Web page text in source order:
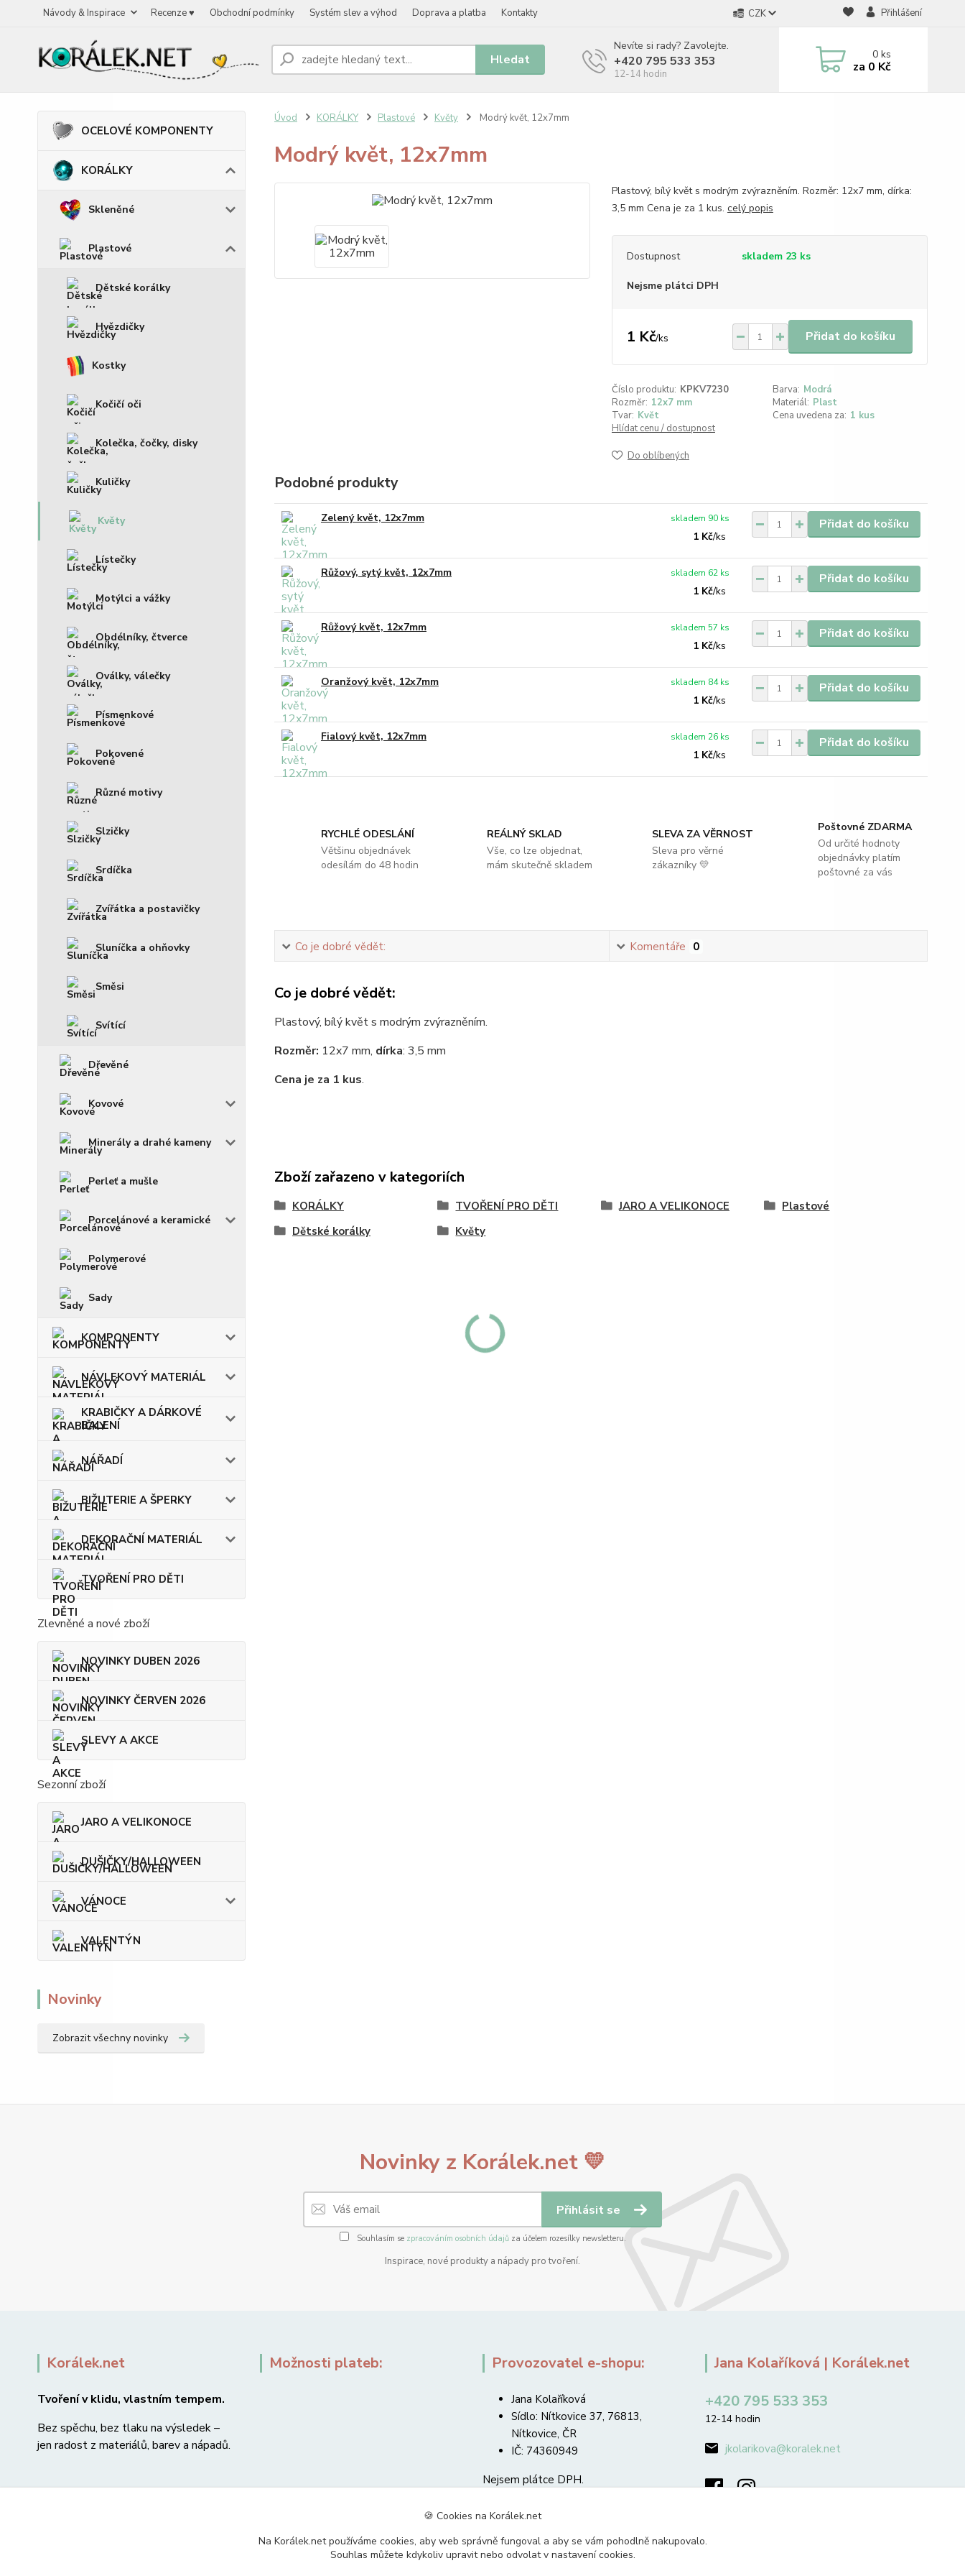
Návody & Inspirace Recenze ♥ Obchodní podmínky Systém slev a výhod Doprava a platba Kontakty CZK Přihlášení
Hledat
Nevíte si rady? Zavolejte.
+420 795 533 353
12-14 hodin
0ks
za 0 Kč
OCELOVÉ KOMPONENTY
KORÁLKY
Skleněné
Plastové
Dětské korálky
Hvězdičky
Kostky
Kočičí oči
Kolečka, čočky, disky
Kuličky
Květy
Lístečky
Motýlci a vážky
Obdélníky, čtverce
Oválky, válečky
Písmenkové
Pokovené
Různé motivy
Slzičky
Srdíčka
Zvířátka a postavičky
Sluníčka a ohňovky
Směsi
Svítící
Dřevěné
Kovové
Minerály a drahé kameny
Perleť a mušle
Porcelánové a keramické
Polymerové
Sady
KOMPONENTY
NÁVLEKOVÝ MATERIÁL
KRABIČKY A DÁRKOVÉ
BALENÍ
NÁŘADÍ
BIŽUTERIE A ŠPERKY
DEKORAČNÍ MATERIÁL
TVOŘENÍ PRO DĚTI
Zlevněné a nové zboží
NOVINKY DUBEN 2026
NOVINKY ČERVEN 2026
SLEVY A AKCE
Sezonní zboží
JARO A VELIKONOCE
DUŠIČKY/HALLOWEEN
VÁNOCE
VALENTÝN
Novinky
Zobrazit všechny novinky
Úvod KORÁLKY Plastové Květy Modrý květ, 12x7mm
Modrý květ, 12x7mm
Plastový, bílý květ s modrým zvýrazněním. Rozměr: 12x7 mm, dírka:
3,5 mm Cena je za 1 kus. celý popis
Dostupnost skladem 23 ks
Nejsme plátci DPH
1 Kč/ks Přidat do košíku
Číslo produktu: KPKV7230 Barva: Modrá
Rozměr: 12x7 mm Materiál: Plast
Tvar: Květ Cena uvedena za: 1 kus
Hlídat cenu / dostupnost
Do oblíbených
Podobné produkty
Zelený květ, 12x7mm
1 Kč/ks
skladem 90 ks Přidat do košíku
Růžový, sytý květ, 12x7mm
1 Kč/ks
skladem 62 ks Přidat do košíku
Růžový květ, 12x7mm
1 Kč/ks
skladem 57 ks Přidat do košíku
Oranžový květ, 12x7mm
1 Kč/ks
skladem 84 ks Přidat do košíku
Fialový květ, 12x7mm
1 Kč/ks
skladem 26 ks Přidat do košíku
RYCHLÉ ODESLÁNÍ
Většinu objednávek
odesílám do 48 hodin
REÁLNÝ SKLAD
Vše, co lze objednat,
mám skutečně skladem
SLEVA ZA VĚRNOST
Sleva pro věrné
zákazníky 💛
Poštovné ZDARMA
Od určité hodnoty
objednávky platím
poštovné za vás
Co je dobré vědět: Komentáře 0
Co je dobré vědět:
Plastový, bílý květ s modrým zvýrazněním.
Rozměr: 12x7 mm, dírka: 3,5 mm
Cena je za 1 kus.
Zboží zařazeno v kategoriích
KORÁLKY TVOŘENÍ PRO DĚTI JARO A VELIKONOCE
Plastové
Dětské korálky
Květy
Novinky z Korálek.net 💛
Přihlásit se
Souhlasím se zpracováním osobních údajůza účelem rozesílky newsletteru.
Inspirace, nové produkty a nápady pro tvoření.
Korálek.net
Tvoření v klidu, vlastním tempem.
Bez spěchu, bez tlaku na výsledek –
jen radost z materiálů, barev a nápadů.
Možnosti plateb: Provozovatel e-shopu:
Jana Kolaříková
Sídlo: Nítkovice 37, 76813,
Nítkovice, ČR
IČ: 74360949
Nejsem plátce DPH.
Jana Kolaříková | Korálek.net
+420 795 533 353
12-14 hodin
jkolarikova@koralek.net
🍪 Cookies na Korálek.net
Na Korálek.net používáme cookies, aby web správně fungoval a aby se vám pohodlně nakupovalo.
Souhlas můžete kdykoliv upravit nebo odvolat v nastavení cookies.